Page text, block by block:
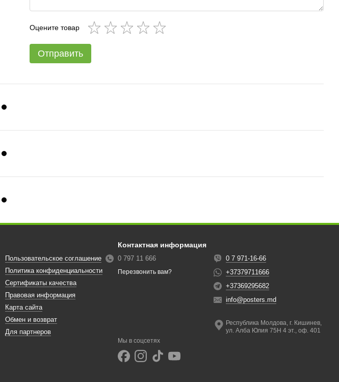
Оцените товар
Отправить
Пользовательское соглашение
Политика конфиденциальности
Сертификаты качества
Правовая информация
Карта сайта
Обмен и возврат
Для партнеров
Контактная информация
0 797 11 666
Перезвонить вам?
0 7 971-16-66
+37379711666
+37369295682
info@posters.md
Республика Молдова, г. Кишинев,
ул. Алба Юлия 75Н 4 эт., оф. 401
Мы в соцсетях